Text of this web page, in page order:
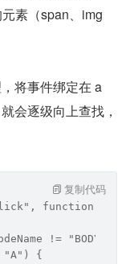
素（span、img
将事件绑定在 a
会逐级向上查找，
function(e) {
!= "BODY") {
{
复制代码